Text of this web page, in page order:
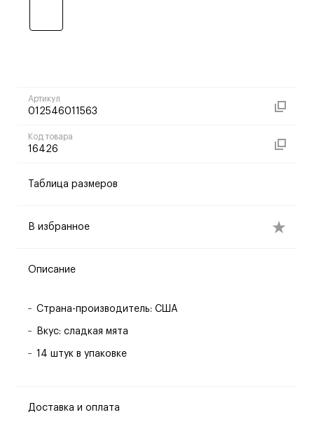
Артикул
012546011563
Код товара
16426
Таблица размеров
В избранное
Описание
Страна-производитель: США
Вкус: сладкая мята
14 штук в упаковке
Доставка и оплата